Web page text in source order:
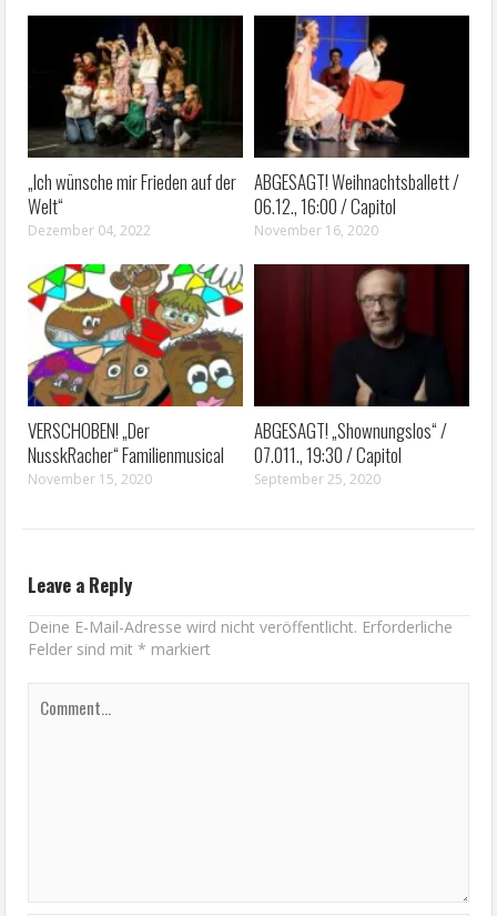
„Ich wünsche mir Frieden auf der
Welt“
Dezember 04, 2022
ABGESAGT! Weihnachtsballett /
06.12., 16:00 / Capitol
November 16, 2020
VERSCHOBEN! „Der
NusskRacher“ Familienmusical
November 15, 2020
ABGESAGT! „Shownungslos“ /
07.011., 19:30 / Capitol
September 25, 2020
Leave a Reply
Deine E-Mail-Adresse wird nicht veröffentlicht. Erforderliche
Felder sind mit* markiert